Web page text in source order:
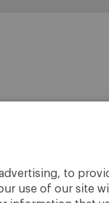
to
use of our site